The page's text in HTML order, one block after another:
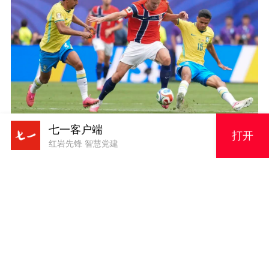
7月5日，挪威队球员埃尔林·哈兰德（中）和巴西队球
员马尔基尼奥斯（左）、道格拉斯·桑托斯拼抢。新华
七一客户端
红岩先锋 智慧党建
打开